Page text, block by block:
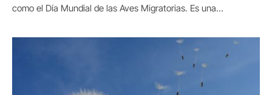
como el Día Mundial de las Aves Migratorias. Es una…